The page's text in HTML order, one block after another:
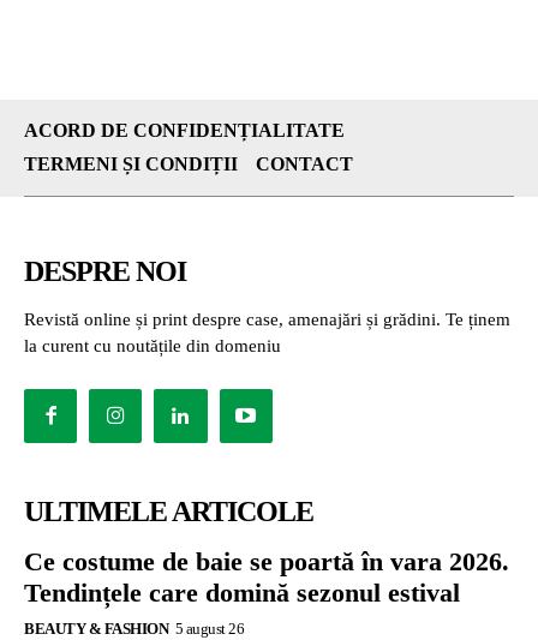
ACORD DE CONFIDENȚIALITATE
TERMENI ȘI CONDIȚII
CONTACT
DESPRE NOI
Revistă online și print despre case, amenajări și grădini. Te ținem
la curent cu noutățile din domeniu
ULTIMELE ARTICOLE
Ce costume de baie se poartă în vara 2026.
Tendințele care domină sezonul estival
BEAUTY & FASHION 5 august 26